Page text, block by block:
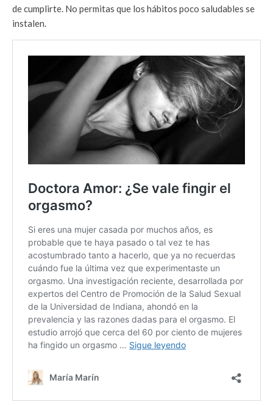
de cumplirte. No permitas que los hábitos poco saludables se
instalen.